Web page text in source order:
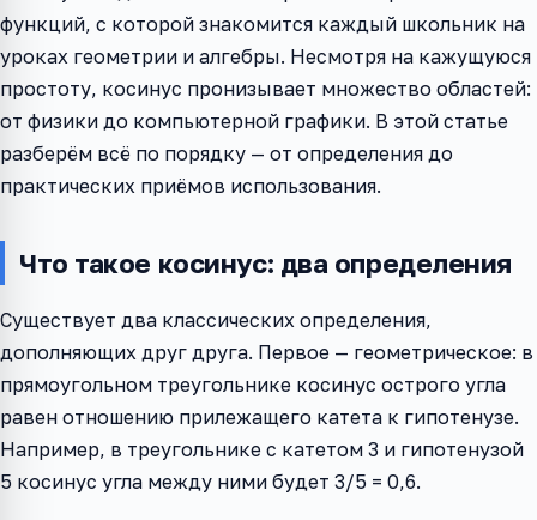
функций, с которой знакомится каждый школьник на
уроках геометрии и алгебры. Несмотря на кажущуюся
простоту, косинус пронизывает множество областей:
от физики до компьютерной графики. В этой статье
разберём всё по порядку — от определения до
практических приёмов использования.
Что такое косинус: два определения
Существует два классических определения,
дополняющих друг друга. Первое — геометрическое: в
прямоугольном треугольнике косинус острого угла
равен отношению прилежащего катета к гипотенузе.
Например, в треугольнике с катетом 3 и гипотенузой
5 косинус угла между ними будет 3/5 = 0,6.